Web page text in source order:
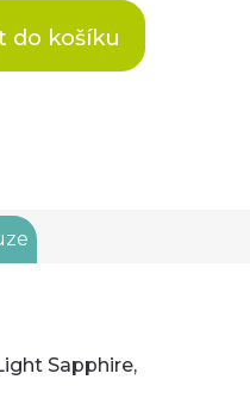
do košíku
Sapphire,